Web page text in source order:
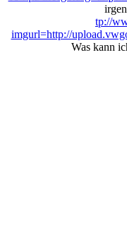
tp://
imgurl=http://
Was kann